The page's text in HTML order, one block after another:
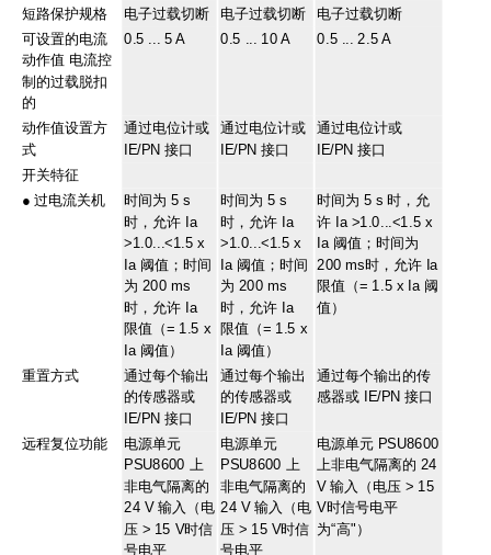
短路保护规格 电子过载切断 电子过载切断 电子过载切断
可设置的电流
动作值 电流控
制的过载脱扣
的
0.5 ... 5 A 0.5 ... 10 A 0.5 ... 2.5 A
动作值设置方
式
通过电位计或
IE/PN 接口
通过电位计或
IE/PN 接口
通过电位计或
IE/PN 接口
开关特征
●过电流关机
时间为 5 s
时，允许 Ia
>1.0...<1.5 x
Ia 阈值；时间
为 200 ms
时，允许 Ia
限值（= 1.5 x
Ia 阈值）
时间为 5 s
时，允许 Ia
>1.0...<1.5 x
Ia 阈值；时间
为 200 ms
时，允许 Ia
限值（= 1.5 x
Ia 阈值）
时间为 5 s 时，允
许 Ia >1.0...<1.5 x
Ia 阈值；时间为
200 ms时，允许 Ia
限值（= 1.5 x Ia 阈
值）
重置方式 通过每个输出
的传感器或
IE/PN 接口
通过每个输出
的传感器或
IE/PN 接口
通过每个输出的传
感器或 IE/PN 接口
远程复位功能 电源单元
PSU8600 上
非电气隔离的
24 V 输入（电
压 > 15 V时信
号电平
电源单元
PSU8600 上
非电气隔离的
24 V 输入（电
压 > 15 V时信
号电平
电源单元 PSU8600
上非电气隔离的 24
V 输入（电压 > 15
V时信号电平
为“高"）